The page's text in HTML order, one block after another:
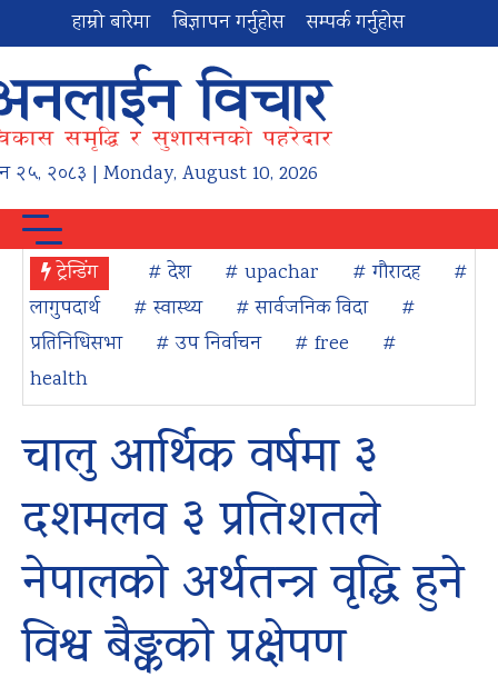
हाम्रो बारेमा बिज्ञापन गर्नुहोस सम्पर्क गर्नुहोस
२५, २०८३ | Monday, August 10, 2026
ट्रेन्डिंग # देश # upachar # गौरादह
#
लागुपदार्थ
# स्वास्थ्य # सार्वजनिक विदा
#
प्रतिनिधिसभा
# उप निर्वाचन # free
#
health
चालु आर्थिक वर्षमा ३
दशमलव ३ प्रतिशतले
नेपालको अर्थतन्त्र वृद्धि हुने
विश्व बैङ्कको प्रक्षेपण